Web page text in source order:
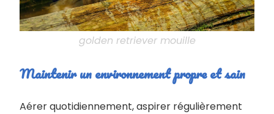
golden retriever mouille
Maintenir un environnement propre et sain
Aérer quotidiennement, aspirer régulièrement